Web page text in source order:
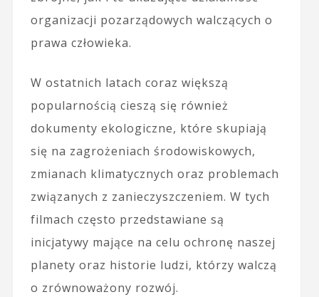
organizacji pozarządowych walczących o
prawa człowieka.
W ostatnich latach coraz większą
popularnością cieszą się również
dokumenty ekologiczne, które skupiają
się na zagrożeniach środowiskowych,
zmianach klimatycznych oraz problemach
związanych z zanieczyszczeniem. W tych
filmach często przedstawiane są
inicjatywy mające na celu ochronę naszej
planety oraz historie ludzi, którzy walczą
o zrównoważony rozwój.